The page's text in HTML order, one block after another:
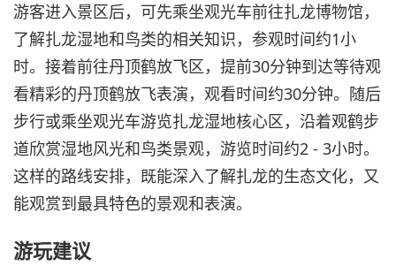
游客进入景区后，可先乘坐观光车前往扎龙博物馆，
了解扎龙湿地和鸟类的相关知识，参观时间约1小
时。接着前往丹顶鹤放飞区，提前30分钟到达等待观
看精彩的丹顶鹤放飞表演，观看时间约30分钟。随后
步行或乘坐观光车游览扎龙湿地核心区，沿着观鹤步
道欣赏湿地风光和鸟类景观，游览时间约2 - 3小时。
这样的路线安排，既能深入了解扎龙的生态文化，又
能观赏到最具特色的景观和表演。
游玩建议